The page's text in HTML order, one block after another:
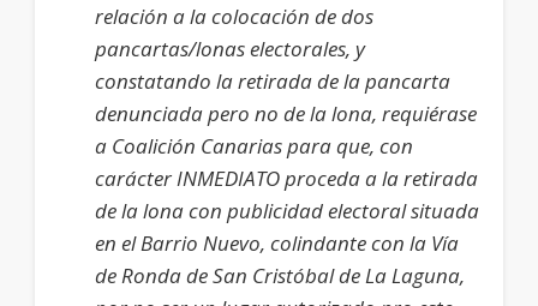
relación a la colocación de dos
pancartas/lonas electorales, y
constatando la retirada de la pancarta
denunciada pero no de la lona, requiérase
a Coalición Canarias para que, con
carácter INMEDIATO proceda a la retirada
de la lona con publicidad electoral situada
en el Barrio Nuevo, colindante con la Vía
de Ronda de San Cristóbal de La Laguna,